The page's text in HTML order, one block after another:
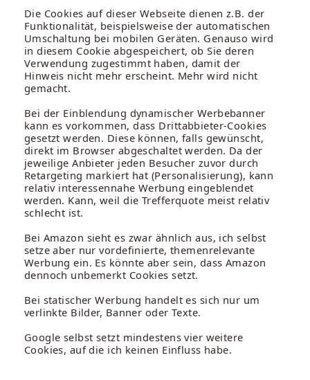
Die Cookies auf dieser Webseite dienen z.B. der
Funktionalität, beispielsweise der automatischen
Umschaltung bei mobilen Geräten. Genauso wird
in diesem Cookie abgespeichert, ob Sie deren
Verwendung zugestimmt haben, damit der
Hinweis nicht mehr erscheint. Mehr wird nicht
gemacht.
Bei der Einblendung dynamischer Werbebanner
kann es vorkommen, dass Drittabbieter-Cookies
gesetzt werden. Diese können, falls gewünscht,
direkt im Browser abgeschaltet werden. Da der
jeweilige Anbieter jeden Besucher zuvor durch
Retargeting markiert hat (Personalisierung), kann
relativ interessennahe Werbung eingeblendet
werden. Kann, weil die Trefferquote meist relativ
schlecht ist.
Bei Amazon sieht es zwar ähnlich aus, ich selbst
setze aber nur vordefinierte, themenrelevante
Werbung ein. Es könnte aber sein, dass Amazon
dennoch unbemerkt Cookies setzt.
Bei statischer Werbung handelt es sich nur um
verlinkte Bilder, Banner oder Texte.
Google selbst setzt mindestens vier weitere
Cookies, auf die ich keinen Einfluss habe.